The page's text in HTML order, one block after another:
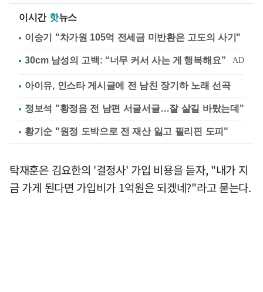
이시간 핫뉴스
이승기 "차가원 105억 전세금 미반환은 고도의 사기"
아이유, 인스타 게시글에 전 남친 장기하 노래 선곡
정보석 "황정음 전 남편 서글서글…잘 살길 바랐는데"
황기순 "원정 도박으로 전 재산 잃고 필리핀 도피"
탁재훈은 김요한의 '결정사' 가입 비용을 듣자, "내가 지
금 가게 된다면 가입비가 1억원은 되겠네?"라고 묻는다.